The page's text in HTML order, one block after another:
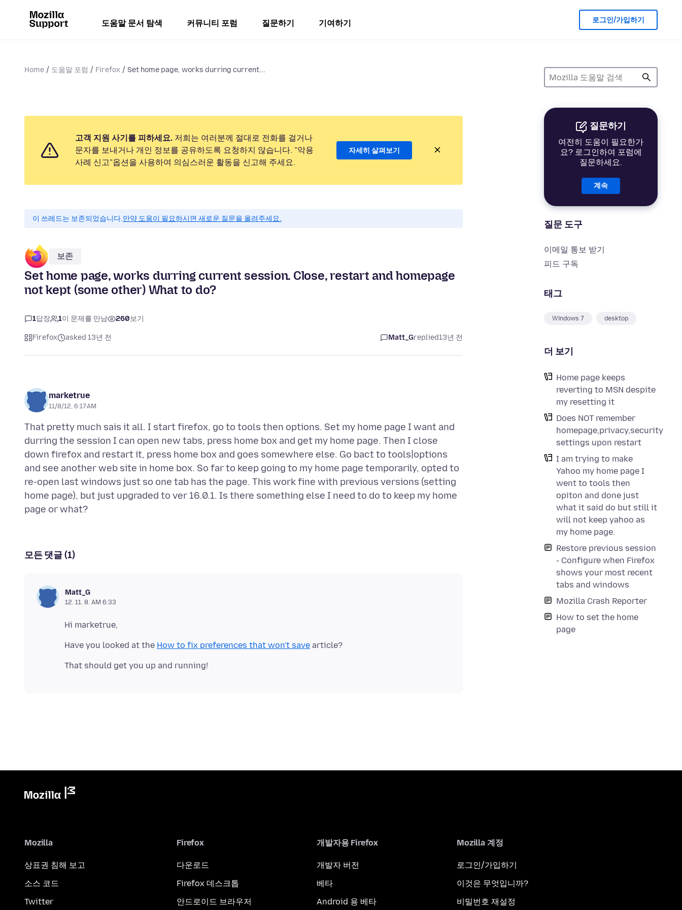
도움말 문서 탐색 커뮤니티 포럼 질문하기 기여하기 로그인/가입하기
Home 도움말 포럼 Firefox Set home page, works durring current...
질문하기
여전히 도움이 필요한가
요? 로그인하여 포럼에
질문하세요.
계속
질문 도구
이메일 통보 받기
피드 구독
태그
Windows 7 desktop
더 보기
Home page keeps
reverting to MSN despite
my resetting it
Does NOT remember
homepage,privacy,security
settings upon restart
I am trying to make
Yahoo my home page I
went to tools then
opiton and done just
what it said do but still it
will not keep yahoo as
my home page.
Restore previous session
- Configure when Firefox
shows your most recent
tabs and windows
Mozilla Crash Reporter
How to set the home
page
고객 지원 사기를 피하세요. 저희는 여러분께 절대로 전화를 걸거나
문자를 보내거나 개인 정보를 공유하도록 요청하지 않습니다. "악용
사례 신고"옵션을 사용하여 의심스러운 활동을 신고해 주세요.
자세히 살펴보기
이 쓰레드는 보존되었습니다.만약 도움이 필요하시면 새로운 질문을 올려주세요.
보존
Set home page, works durring current session. Close, restart and homepage
not kept (some other) What to do?
1답장 1이 문제를 만남 260보기
Firefox asked 13년 전 Matt_Greplied13년 전
marketrue
11/8/12, 6:17 AM
That pretty much sais it all. I start firefox, go to tools then options. Set my home page I want and
durring the session I can open new tabs, press home box and get my home page. Then I close
down firefox and restart it, press home box and goes somewhere else. Go bact to tools|options
and see another web site in home box. So far to keep going to my home page temporarily, opted to
re-open last windows just so one tab has the page. This work fine with previous versions (setting
home page), but just upgraded to ver 16.0.1. Is there something else I need to do to keep my home
모든 댓글 (1)
Matt_G
12. 11. 8. AM 6:33
Have you looked at the How to fix preferences that won't save
Mozilla
상표권 침해 보고
소스 코드
Twitter
Firefox
다운로드
Firefox 데스크톱
안드로이드 브라우저
개발자용 Firefox
개발자 버전
베타
Android 용 베타
Mozilla 계정
로그인/가입하기
이것은 무엇입니까?
비밀번호 재설정